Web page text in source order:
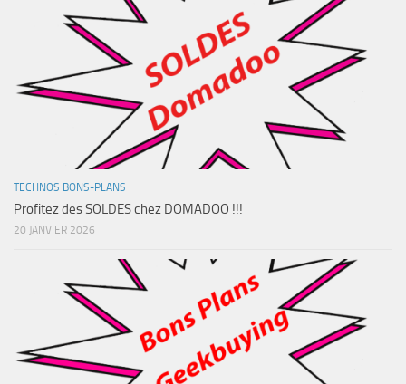
TECHNOS BONS-PLANS
Profitez des SOLDES chez DOMADOO !!!
20 JANVIER 2026